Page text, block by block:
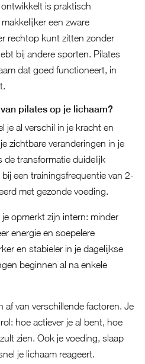
is praktisch
een zware
rechtop kunt zitten zonder
bij andere sporten. Pilates
dat goed functioneert, in
pilates op je lichaam?
je al verschil in je kracht en
zichtbare veranderingen in je
de transformatie duidelijk
een trainingsfrequentie van 2-
met gezonde voeding.
opmerkt zijn intern: minder
energie en soepelere
en stabieler in je dagelijkse
beginnen al na enkele
af van verschillende factoren. Je
hoe actiever je al bent, hoe
zien. Ook je voeding, slaap
je lichaam reageert.